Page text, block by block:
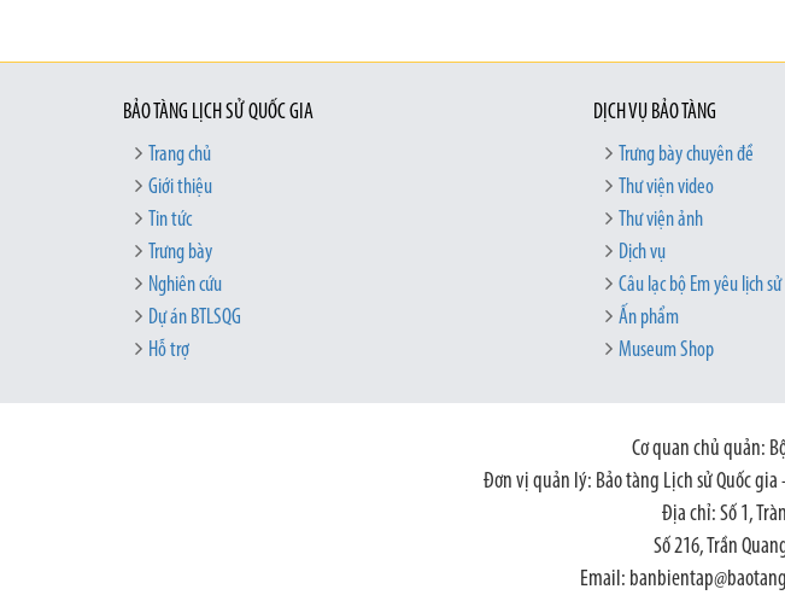
BẢO TÀNG LỊCH SỬ QUỐC GIA
Trang chủ
Giới thiệu
Tin tức
Trưng bày
Nghiên cứu
Dự án BTLSQG
Hỗ trợ
DỊCH VỤ BẢO TÀNG
Trưng bày chuyên đề
Thư viện video
Thư viện ảnh
Dịch vụ
Câu lạc bộ Em yêu lịch sử
Ấn phẩm
Museum Shop
Cơ quan chủ quản:
Đơn vị quản lý: Bảo tàng Lịch sử Quốc gia
Địa chỉ: Số 1,
Số 216, Trần
Email: